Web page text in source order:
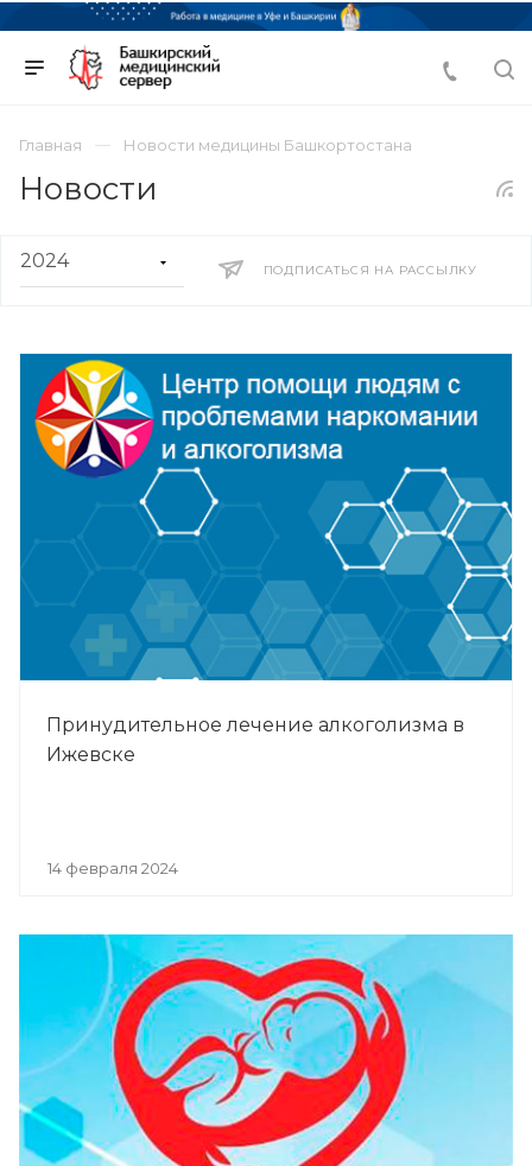
Главная Новости медицины Башкортостана
Новости
ПОДПИСАТЬСЯ НА РАССЫЛКУ
Принудительное лечение алкоголизма в
Ижевске
14 февраля 2024